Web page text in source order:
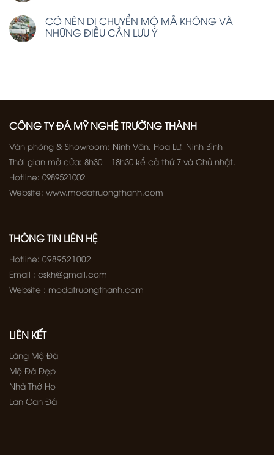
CÓ NÊN DI CHUYỂN MỘ MẢ KHÔNG VÀ
NHỮNG ĐIỀU CẦN LƯU Ý
CÔNG TY ĐÁ MỸ NGHỆ TRƯỜNG THÀNH
Văn phòng & Showroom: Ninh Vân, Hoa Lư, Ninh Bình
Thời gian mở cửa: 8h30 – 18h30 kể cả thứ 7 và Chủ nhật.
Hotline: 0989521002
Website: www.modatruongthanh.com
THÔNG TIN LIÊN HỆ
Hotline: 0989521002
Email : cskh@gmail.com
Website : modatruongthanh.com
LIÊN KẾT
Lăng Mộ Đá
Mộ Đá Đẹp
Nhà Thờ Họ
Lan Can Đá